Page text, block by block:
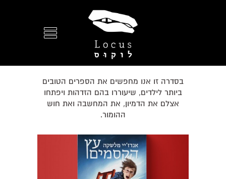
בסדרה זו אנו מחפשים את הספרים הטובים
ביותר לילדים, שיעוררו בהם הזדהות ויפתחו
אצלם את הדמיון, את המחשבה ואת חוש
ההומור.